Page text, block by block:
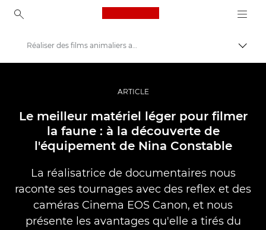
Canon Logo, back to
Vidéo et photographie professionnelles
Histoires
Réaliser des films animaliers avec un équipement léger
ARTICLE
Le meilleur matériel léger pour filmer
la faune : à la découverte de
l'équipement de Nina Constable
La réalisatrice de documentaires nous
raconte ses tournages avec des reflex et des
caméras Cinema EOS Canon, et nous
présente les avantages qu'elle a tirés du